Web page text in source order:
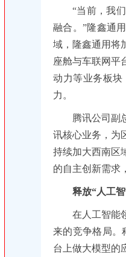
“当前，我
融合。”隆鑫通
域，隆鑫通用将
座舱与车联网平
动力等业务板块
力。
腾讯公司副
讯核心业务，为
持续加大西南区
的自主创新需求
释放“人工
在人工智能
来的竞争格局。
台上做大模型的